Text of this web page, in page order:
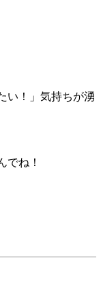
い！」気持ちが湧
でね！